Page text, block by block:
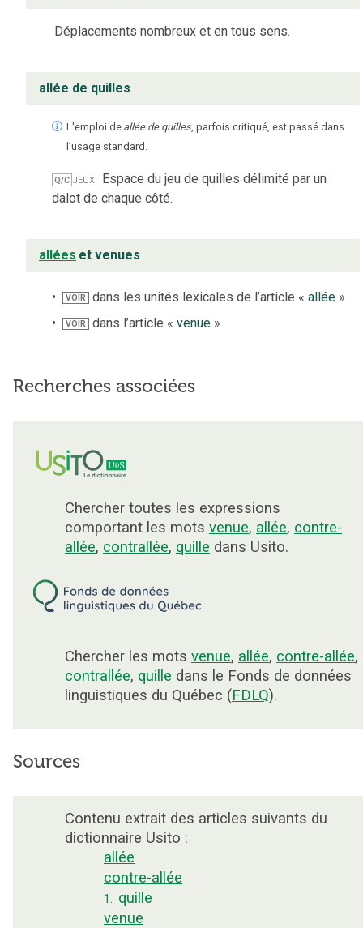
Déplacements nombreux et en tous sens.
allée de quilles
L'emploi de allée de quilles , parfois critiqué, est passé dans
l’usage standard.
Q/C jeux Espace du jeu de quilles délimité par un
dalot de chaque côté.
allées et venues
VOIR dans les unités lexicales de l’article «allée »
VOIR dans l’article «venue »
Recherches associées
Chercher toutes les expressions
comportant les mots venue, allée, contre-
allée, contrallée, quille dans Usito.
Chercher les mots venue, allée, contre-allée,
contrallée, quille dans le Fonds de données
linguistiques du Québec (FDLQ).
Sources
Contenu extrait des articles suivants du
dictionnaire Usito :
allée
contre-allée
1. quille
venue